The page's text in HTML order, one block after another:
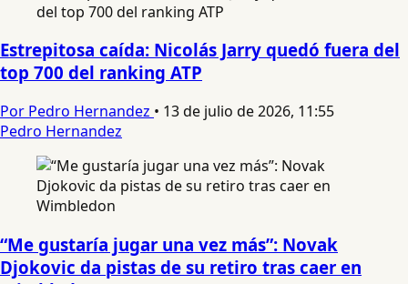
Estrepitosa caída: Nicolás Jarry quedó fuera del
top 700 del ranking ATP
Por Pedro Hernandez • 13 de julio de 2026, 11:55
Pedro Hernandez
“Me gustaría jugar una vez más”: Novak
Djokovic da pistas de su retiro tras caer en